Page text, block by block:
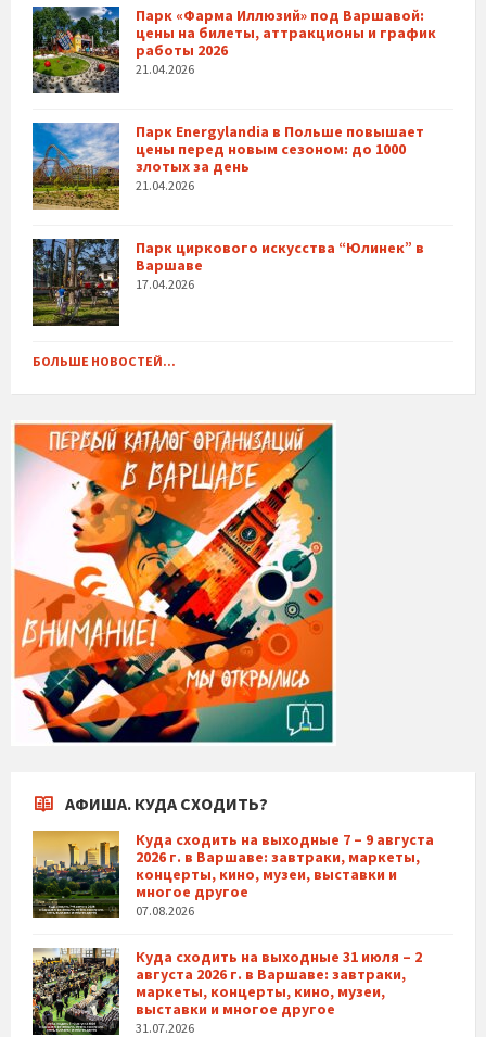
Парк «Фарма Иллюзий» под Варшавой:
цены на билеты, аттракционы и график
работы 2026
21.04.2026
Парк Energylandia в Польше повышает
цены перед новым сезоном: до 1000
злотых за день
21.04.2026
Парк циркового искусства “Юлинек” в
Варшаве
17.04.2026
БОЛЬШЕ НОВОСТЕЙ...
АФИША. КУДА СХОДИТЬ?
Куда сходить на выходные 7 – 9 августа
2026 г. в Варшаве: завтраки, маркеты,
концерты, кино, музеи, выставки и
многое другое
07.08.2026
Куда сходить на выходные 31 июля – 2
августа 2026 г. в Варшаве: завтраки,
маркеты, концерты, кино, музеи,
выставки и многое другое
31.07.2026